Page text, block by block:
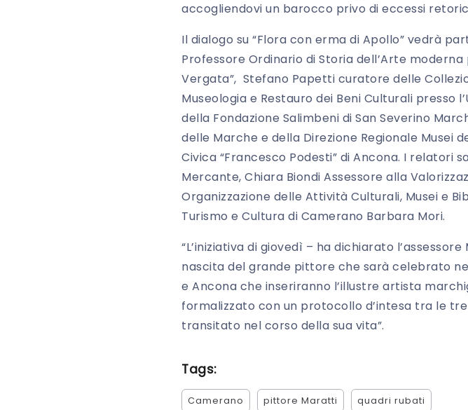
accogliendovi un barocco privo di eccessi
Il dialogo su “Flora con erma di Apollo” vedrà
Professore Ordinario di Storia dell’Arte moderna
Vergata”, Stefano Papetti curatore delle
Museologia e Restauro dei Beni Culturali presso
della Fondazione Salimbeni di San Severino
delle Marche e della Direzione Regionale
Civica “Francesco Podesti” di Ancona. I relatori
Mercante, Chiara Biondi Assessore alla
Organizzazione delle Attività Culturali, Musei e
Turismo e Cultura di Camerano Barbara Mori.
“L’iniziativa di giovedì – ha dichiarato
nascita del grande pittore che sarà celebrato
e Ancona che inseriranno l’illustre artista
formalizzato con un protocollo d’intesa tra le
transitato nel corso della sua vita”.
Tags:
Camerano pittore Maratti quadri rubati